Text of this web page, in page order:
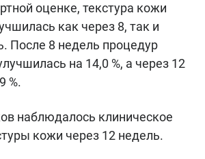
оценке, текстура кожи
как через 8, так и
После 8 недель процедур
на 14,0 %, а через 12
%.
наблюдалось клиническое
кожи через 12 недель.